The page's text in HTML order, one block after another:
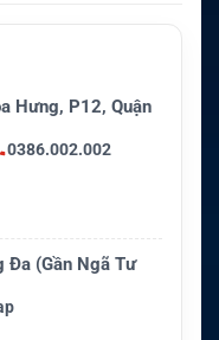
Hưng, P12, Quận
0386.002.002
(Gần Ngã Tư